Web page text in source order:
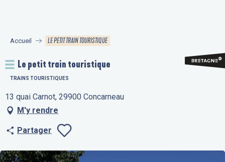
principal
Accueil LE PETIT TRAIN TOURISTIQUE
Le petit train touristique
TRAINS TOURISTIQUES
13 quai Carnot, 29900 Concarneau
M'y rendre
Partager
Ajouter aux